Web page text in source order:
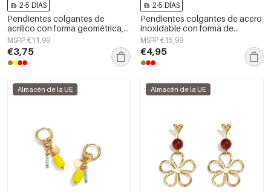
2-5 DÍAS
Pendientes colgantes de
acrílico con forma geométrica,
estilo casual y sencillo para uso
diario. Joyería para mujer.
MSRP €11,99
€3,75
2-5 DÍAS
Pendientes colgantes de acero
inoxidable con forma de
corazón, sencillos, de la serie
Daily Simple, joyería para mujer.
MSRP €15,99
€4,95
Almacén de la UE Almacén de la UE